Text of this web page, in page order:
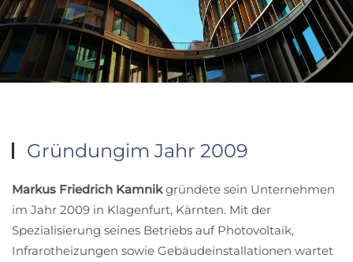
Gründungim Jahr 2009
Markus Friedrich Kamnikgründete sein Unternehmen
im Jahr 2009 in Klagenfurt, Kärnten. Mit der
Spezialisierung seines Betriebs auf Photovoltaik,
Infrarotheizungen sowie Gebäudeinstallationen wartet